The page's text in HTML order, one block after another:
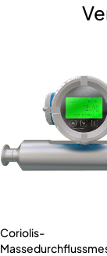
Coriolis-